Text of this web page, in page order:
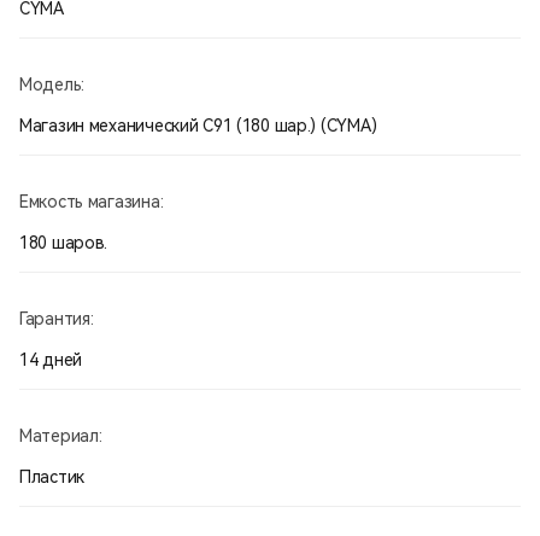
CYMA
Модель:
Магазин механический С91 (180 шар.) (CYMA)
Емкость магазина:
180 шаров.
Гарантия:
14 дней
Материал:
Пластик